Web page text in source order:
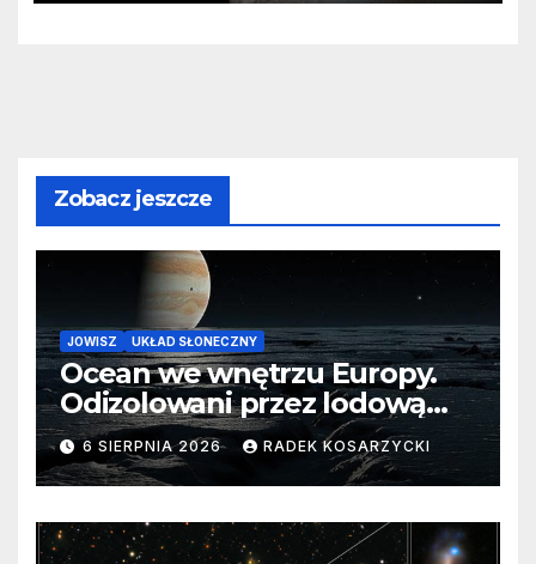
Zobacz jeszcze
JOWISZ UKŁAD SŁONECZNY
Ocean we wnętrzu Europy.
Odizolowani przez lodową
barierę
6 SIERPNIA 2026 RADEK KOSARZYCKI